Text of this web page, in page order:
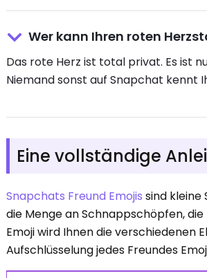
Wer kann Ihren roten
Das rote Herz ist total privat. Es ist
Niemand sonst auf Snapchat kennt
Eine vollständige
Snapchats Freund Emojis sind kleine
die Menge an Schnappschöpfen,
Emoji wird Ihnen die verschiedenen
Aufschlüsselung jedes Freundes